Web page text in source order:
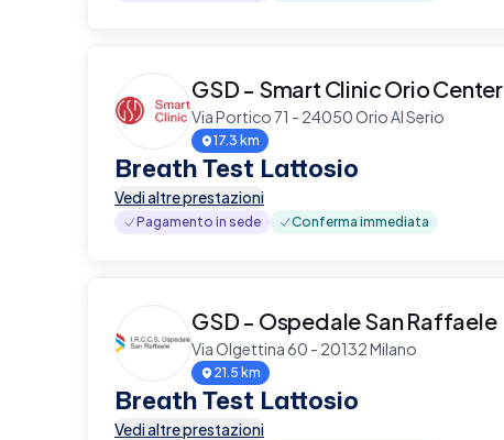
GSD - Smart Clinic Orio Center
Via Portico 71 - 24050 Orio Al Serio
17.3 km
Breath Test Lattosio
Vedi altre prestazioni
Pagamento in sede Conferma immediata
GSD - Ospedale San Raffaele
Via Olgettina 60 - 20132 Milano
21.5 km
Breath Test Lattosio
Vedi altre prestazioni